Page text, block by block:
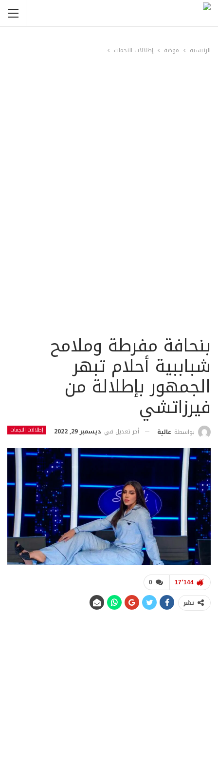
الرئيسية موضة إطلالات النجمات
بنحافة مفرطة وملامح
شباببية أحلام تبهر
الجمهور بإطلالة من
فيرزاتشي
إطلالات النجمات بواسطة عالية أخر تعديل في ديسمبر 29, 2022
0 17٬144
نشر